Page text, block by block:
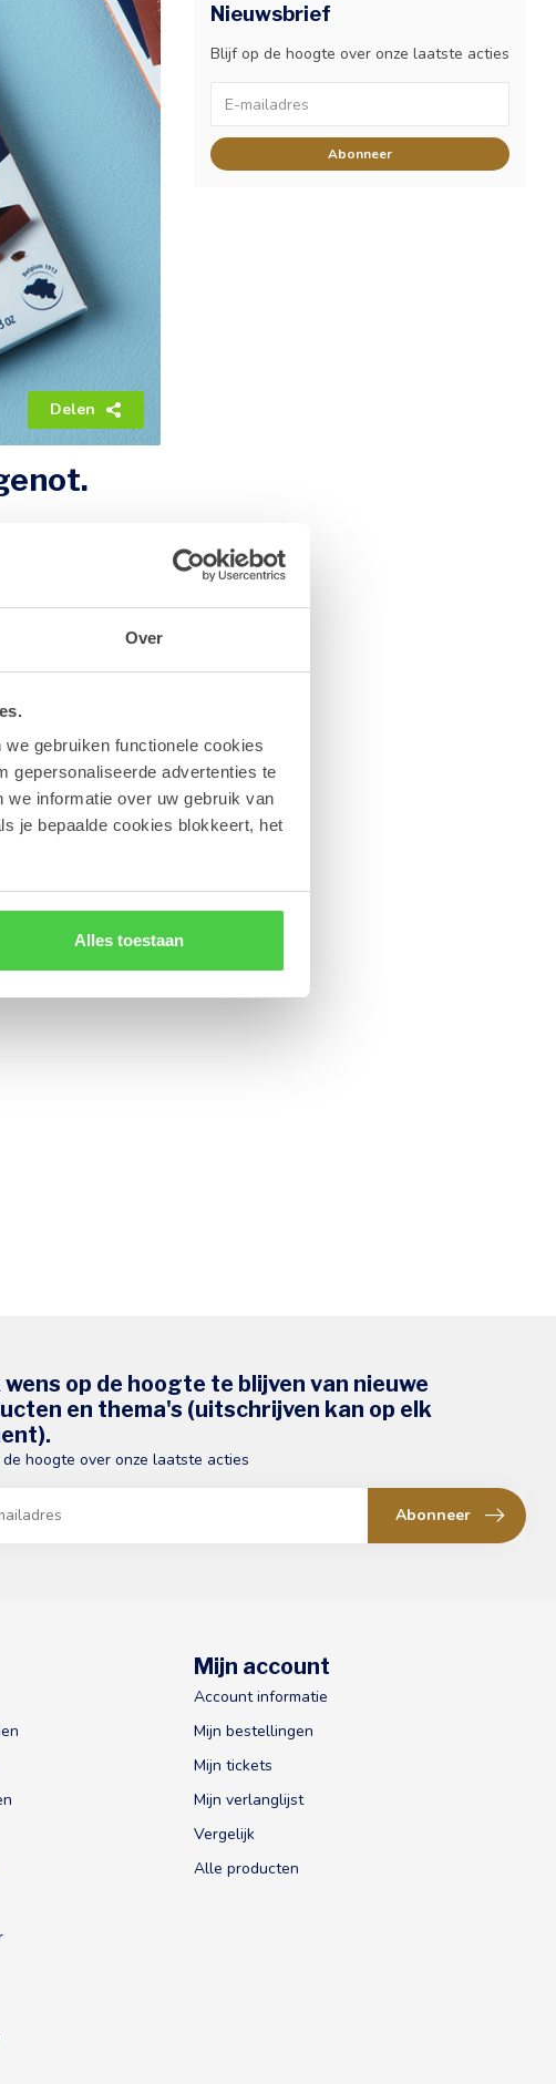
Over
gebruiken functionele cookies
gepersonaliseerde advertenties te
we informatie over uw gebruik van
je bepaalde cookies blokkeert, het
Alles toestaan
Delen
Nieuwsbrief
Blijf op de hoogte over onze laatste acties
Abonneer
wens op de hoogte te blijven van nieuwe
en thema's (uitschrijven kan op elk
hoogte over onze laatste acties
Abonneer
Mijn account
Account informatie
Mijn bestellingen
Mijn tickets
Mijn verlanglijst
Vergelijk
Alle producten